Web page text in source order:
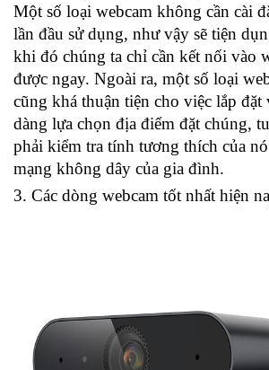
Một số loại webcam không cần cài
lần đầu sử dụng, như vậy sẽ tiện
khi đó chúng ta chỉ cần kết nối vào
được ngay. Ngoài ra, một số loại
cũng khá thuận tiện cho việc lắp đặt
dàng lựa chọn địa điểm đặt chúng,
phải kiểm tra tính tương thích của
mạng không dây của gia đình.
3. Các dòng webcam tốt nhất hiện